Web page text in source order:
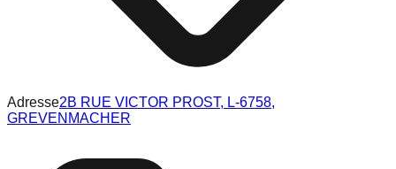
Adresse2B RUE VICTOR PROST, L-6758,
GREVENMACHER